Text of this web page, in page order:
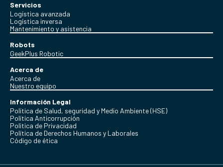
Servicios
Logística avanzada
Logística inversa
Mantenimiento y asistencia
Robots
GeekPlus Robotic
Acerca de
Acerca de
Nuestro equipo
Información Legal
Política de Salud, seguridad y Medio Ambiente (HSE)
Política Anticorrupción
Politica de Privacidad
Política de Derechos Humanos y Laborales
Código de ética